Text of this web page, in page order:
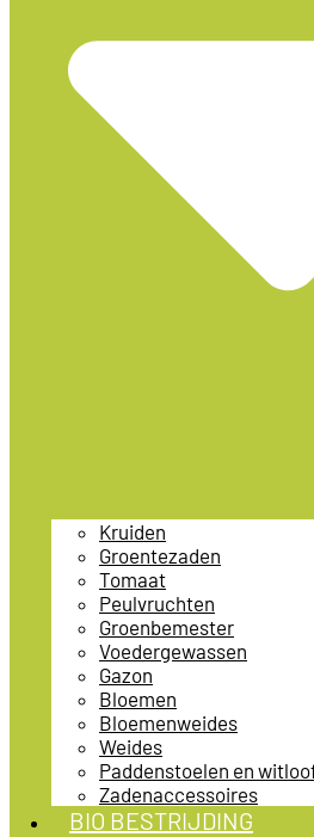
Kruiden
Groentezaden
Tomaat
Peulvruchten
Groenbemester
Voedergewassen
Gazon
Bloemen
Bloemenweides
Weides
Paddenstoelen en
Zadenaccessoires
BIO BESTRIJDING